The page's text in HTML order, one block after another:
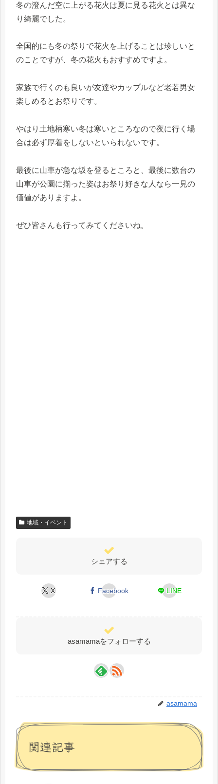
冬の澄んだ空に上がる花火は夏に見る花火とは異な
り綺麗でした。
全国的にも冬の祭りで花火を上げることは珍しいと
のことですが、冬の花火もおすすめですよ。
家族で行くのも良いが友達やカップルなど老若男女
楽しめるとお祭りです。
やはり土地柄寒い冬は寒いところなので夜に行く場
合は必ず厚着をしないといられないです。
最後に山車が急な坂を登るところと、最後に数台の
山車が公園に揃った姿はお祭り好きな人なら一見の
価値がありますよ。
ぜひ皆さんも行ってみてくださいね。
地域・イベント
シェアする
X Facebook LINE
asamamaをフォローする
asamama
関連記事